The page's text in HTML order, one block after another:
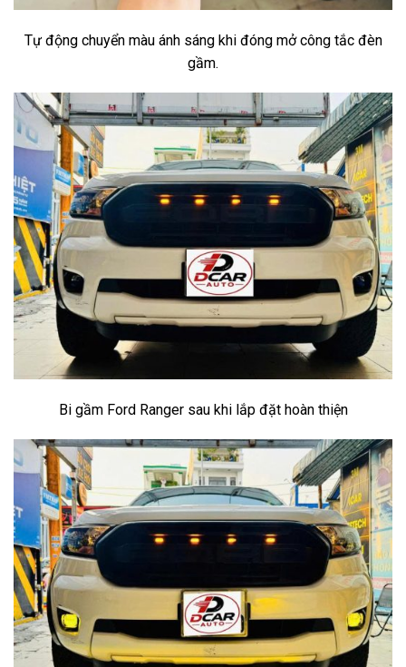
Tự động chuyển màu ánh sáng khi đóng mở công tắc đèn
gầm.
Bi gầm Ford Ranger sau khi lắp đặt hoàn thiện